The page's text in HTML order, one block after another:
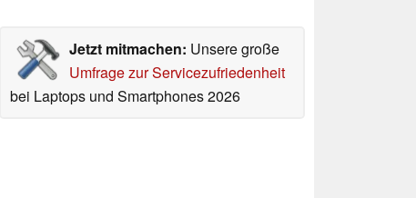
Jetzt mitmachen: Unsere große
Umfrage zur Servicezufriedenheit
bei Laptops und Smartphones 2026